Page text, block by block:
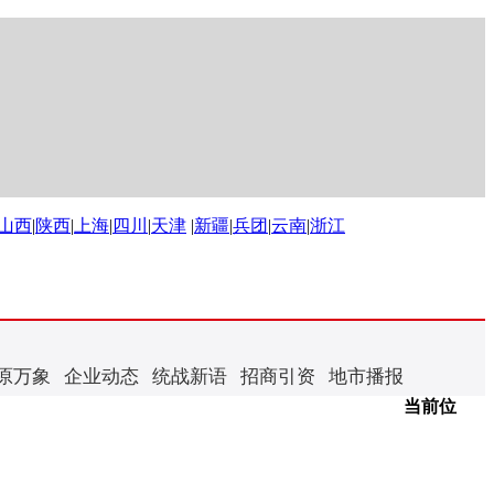
西|陕西| 上海| 四川 |天津 |新疆|兵团 |云南|浙江
万象 企业动态 统战新语 招商引资 地市播报
当前位